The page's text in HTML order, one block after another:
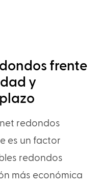
frente
y
redondos
es un factor
redondos
más económica